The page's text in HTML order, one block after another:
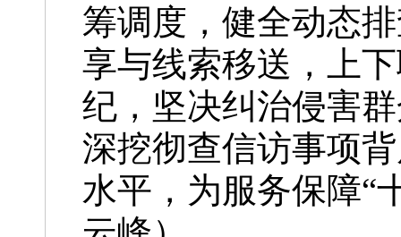
筹调度，健全动态
享与线索移送，上
纪，坚决纠治侵害
深挖彻查信访事项
水平，为服务保障“